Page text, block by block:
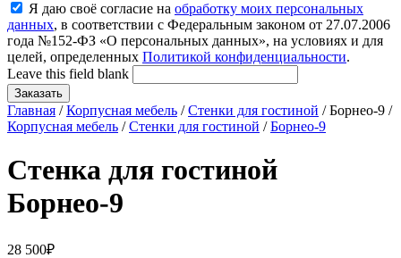
Я даю своё согласие на обработку моих персональных
данных, в соответствии с Федеральным законом от 27.07.2006
года №152-ФЗ «О персональных данных», на условиях и для
целей, определенных Политикой конфиденциальности.
Leave this field blank
Главная /Корпусная мебель /Стенки для гостиной / Борнео-9 /
Корпусная мебель /Стенки для гостиной /Борнео-9
Стенка для гостиной
Борнео-9
28 500₽